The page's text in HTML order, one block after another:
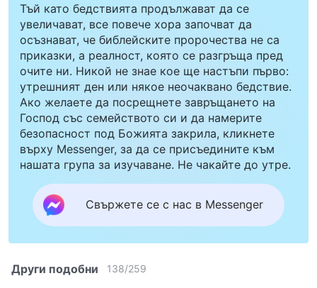
Тъй като бедствията продължават да се
увеличават, все повече хора започват да
осъзнават, че библейските пророчества не са
приказки, а реалност, която се разгръща пред
очите ни. Никой не знае кое ще настъпи първо:
утрешният ден или някое неочаквано бедствие.
Ако желаете да посрещнете завръщането на
Господ със семейството си и да намерите
безопасност под Божията закрила, кликнете
върху Messenger, за да се присъедините към
нашата група за изучаване. Не чакайте до утре.
Свържете се с нас в Messenger
Други подобни 138/259